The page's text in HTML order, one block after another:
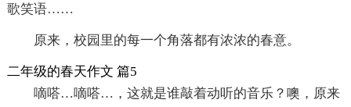
歌笑语……
原来，校园里的每一个角落都有浓浓的春意。
二年级的春天作文 篇5
嘀嗒…嘀嗒…，这就是谁敲着动听的音乐？噢，原来